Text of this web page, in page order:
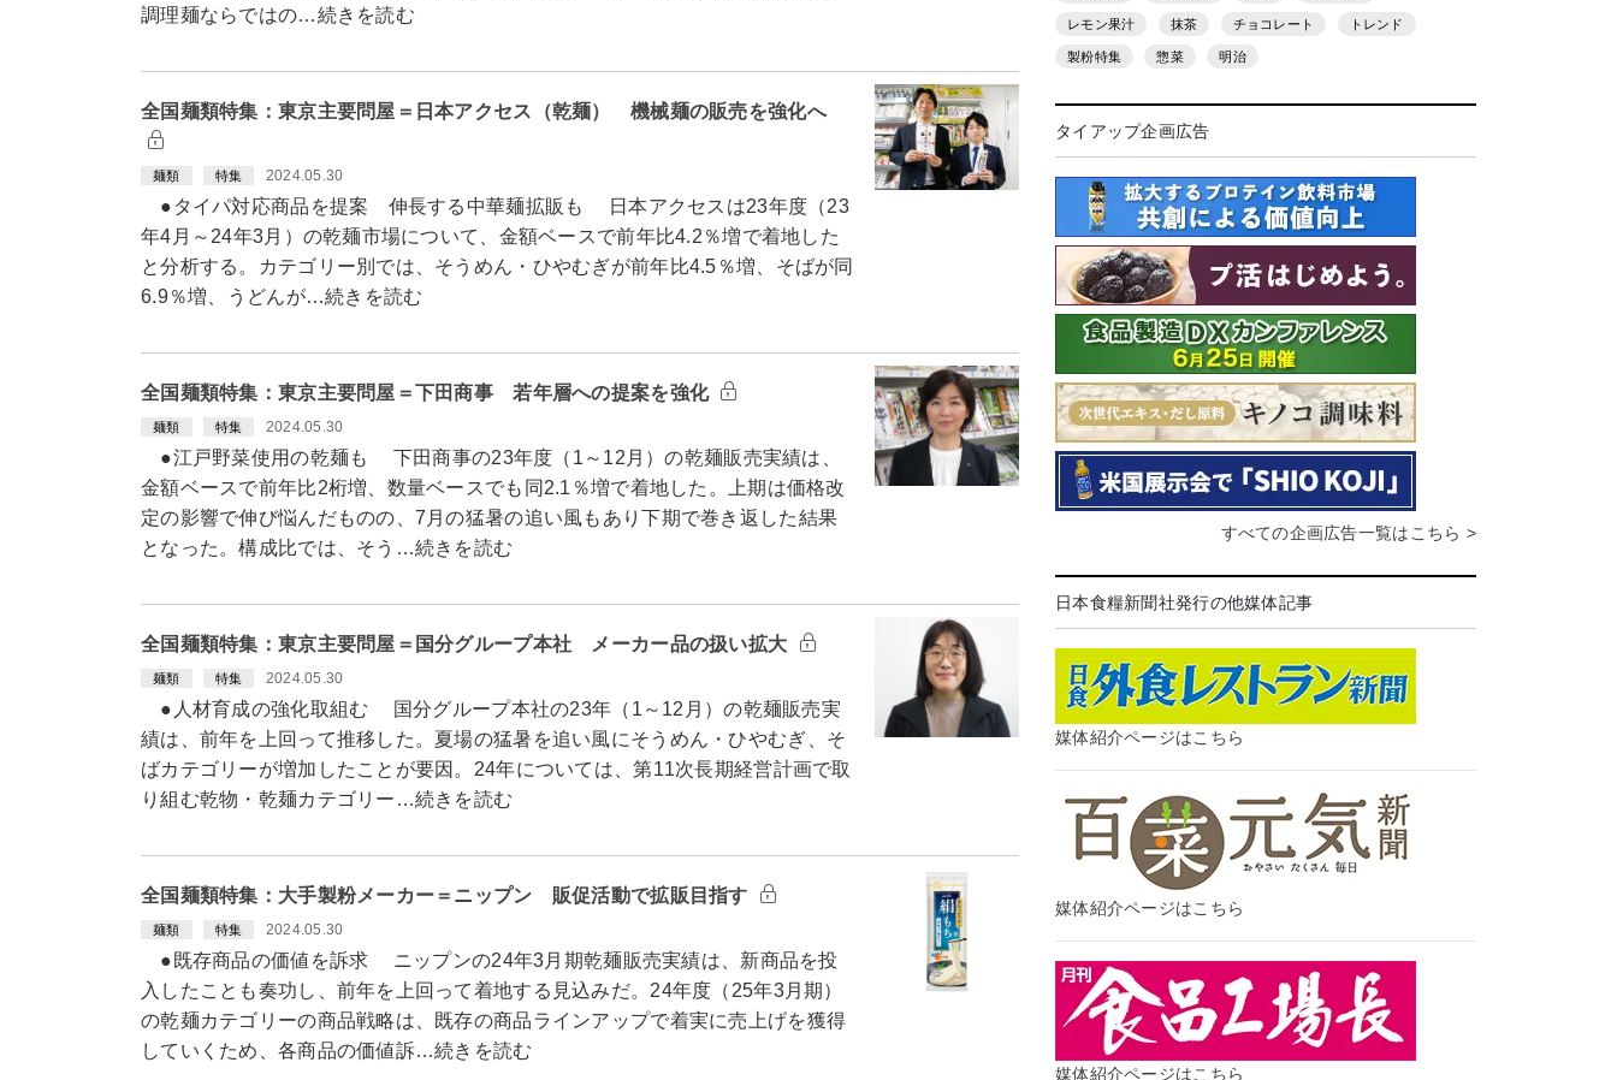
調理麺ならではの…続きを読む
全国麺類特集：東京主要問屋＝日本アクセス（乾麺） 機械麺の販売を強化へ
麺類 特集 2024.05.30
●タイパ対応商品を提案 伸長する中華麺拡販も 日本アクセスは23年度（23
年4月～24年3月）の乾麺市場について、金額ベースで前年比4.2％増で着地した
と分析する。カテゴリー別では、そうめん・ひやむぎが前年比4.5％増、そばが同
6.9％増、うどんが…続きを読む
全国麺類特集：東京主要問屋＝下田商事 若年層への提案を強化
麺類 特集 2024.05.30
●江戸野菜使用の乾麺も 下田商事の23年度（1～12月）の乾麺販売実績は、
金額ベースで前年比2桁増、数量ベースでも同2.1％増で着地した。上期は価格改
定の影響で伸び悩んだものの、7月の猛暑の追い風もあり下期で巻き返した結果
となった。構成比では、そう…続きを読む
全国麺類特集：東京主要問屋＝国分グループ本社 メーカー品の扱い拡大
麺類 特集 2024.05.30
●人材育成の強化取組む 国分グループ本社の23年（1～12月）の乾麺販売実
績は、前年を上回って推移した。夏場の猛暑を追い風にそうめん・ひやむぎ、そ
ばカテゴリーが増加したことが要因。24年については、第11次長期経営計画で取
り組む乾物・乾麺カテゴリー…続きを読む
全国麺類特集：大手製粉メーカー＝ニップン 販促活動で拡販目指す
麺類 特集 2024.05.30
●既存商品の価値を訴求 ニップンの24年3月期乾麺販売実績は、新商品を投
入したことも奏功し、前年を上回って着地する見込みだ。24年度（25年3月期）
の乾麺カテゴリーの商品戦略は、既存の商品ラインアップで着実に売上げを獲得
していくため、各商品の価値訴…続きを読む
レモン果汁 抹茶 チョコレート トレンド
製粉特集 惣菜 明治
タイアップ企画広告
すべての企画広告一覧はこちら >
日本食糧新聞社発行の他媒体記事
媒体紹介ページはこちら
媒体紹介ページはこちら
媒体紹介ページはこちら